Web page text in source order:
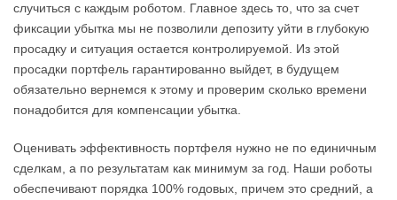
случиться с каждым роботом. Главное здесь то, что за счет
фиксации убытка мы не позволили депозиту уйти в глубокую
просадку и ситуация остается контролируемой. Из этой
просадки портфель гарантированно выйдет, в будущем
обязательно вернемся к этому и проверим сколько времени
понадобится для компенсации убытка.
Оценивать эффективность портфеля нужно не по единичным
сделкам, а по результатам как минимум за год. Наши роботы
обеспечивают порядка 100% годовых, причем это средний, а